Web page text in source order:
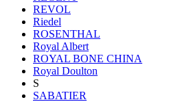
REVOL
Riedel
ROSENTHAL
Royal Albert
ROYAL BONE CHINA
Royal Doulton
S
SABATIER